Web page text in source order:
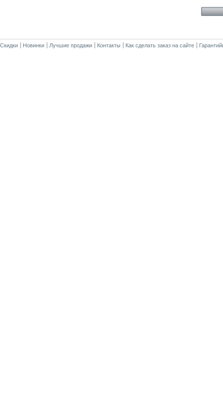
Скидки Новинки Лучшие продажи Контакты Как сделать заказ на сайте